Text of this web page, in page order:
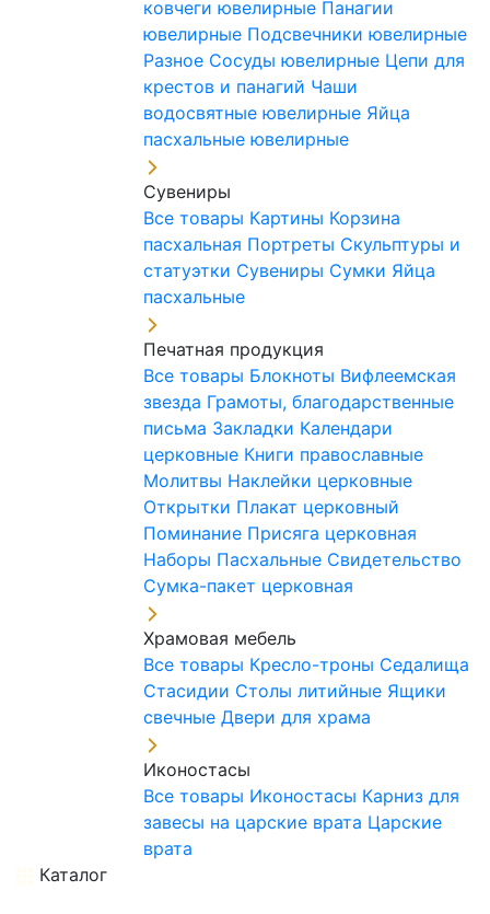
ковчеги ювелирные Панагии
ювелирные Подсвечники ювелирные
Разное Сосуды ювелирные Цепи для
крестов и панагий Чаши
водосвятные ювелирные Яйца
пасхальные ювелирные
Сувениры
Все товары Картины Корзина
пасхальная Портреты Скульптуры и
статуэтки Сувениры Сумки Яйца
пасхальные
Печатная продукция
Все товары Блокноты Вифлеемская
звезда Грамоты, благодарственные
письма Закладки Календари
церковные Книги православные
Молитвы Наклейки церковные
Открытки Плакат церковный
Поминание Присяга церковная
Наборы Пасхальные Свидетельство
Сумка-пакет церковная
Храмовая мебель
Все товары Кресло-троны Седалища
Стасидии Столы литийные Ящики
свечные Двери для храма
Иконостасы
Все товары Иконостасы Карниз для
завесы на царские врата Царские
врата
Каталог